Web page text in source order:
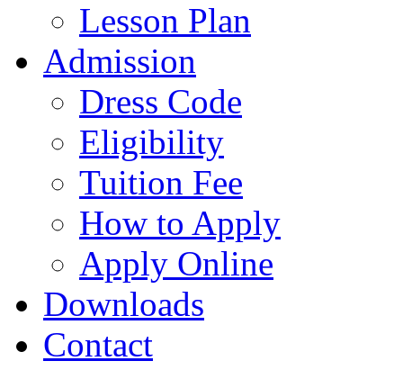
Lesson Plan
Admission
Dress Code
Eligibility
Tuition Fee
How to Apply
Apply Online
Downloads
Contact